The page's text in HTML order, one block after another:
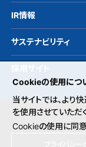
IR情報
サステナビリティ
採用サイト
Cookieの使用につ
当サイトでは、より
を使用させていただ
Cookieの使用に同